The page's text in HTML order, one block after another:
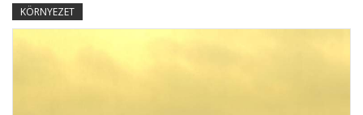
KÖRNYEZET